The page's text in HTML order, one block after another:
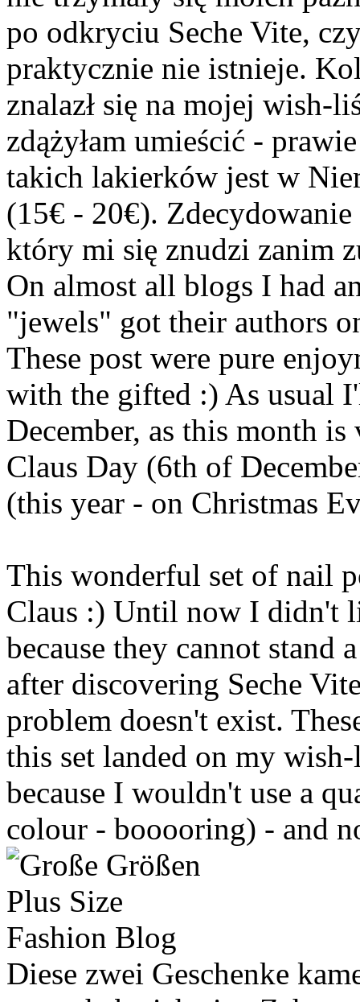
po odkryciu Seche Vite,
praktycznie nie istnieje.
znalazł się na mojej wish-
zdążyłam umieścić -
takich lakierków jest w
(15€ - 20€).
który mi się znudzi zanim
On almost all blogs I had
"jewels" got their authors
These post were pure
with the gifted :) As usual
December, as this month
Claus Day (6th of
(this year - on Christmas
This wonderful set of nail
Claus :) Until now I didn't
because they cannot stand
after discovering Seche
problem doesn't exist.
this set landed on my
because I wouldn't use a
colour - booooring) - and
Diese zwei Geschenke